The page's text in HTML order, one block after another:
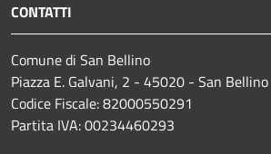
CONTATTI
Comune di San Bellino
Piazza E. Galvani, 2 - 45020 - San Bellino
Codice Fiscale: 82000550291
Partita IVA: 00234460293